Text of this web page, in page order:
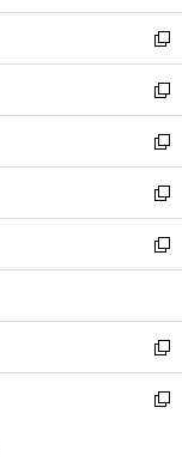
開
く
ウ
で
開
く
ン
ド
ウ
で
開
く
ウ
ィ
ン
ド
ウ
で
開
く
新
し
い
ウ
ィ
ン
ド
ウ
で
開
新
し
い
ウ
ィ
ン
ド
ウ
開
く
新
し
い
ウ
ィ
ン
ウ
で
開
く
新
し
い
ウ
ン
ド
ウ
で
新
し
ウ
ィ
ン
ド
新
し
い
新